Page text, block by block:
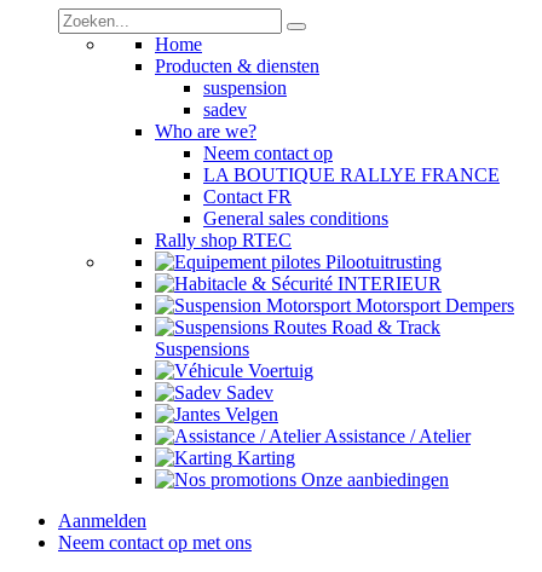
Home
Producten & diensten
suspension
sadev
Who are we?
Neem contact op
LA BOUTIQUE RALLYE FRANCE
Contact FR
General sales conditions
Rally shop RTEC
Pilootuitrusting
INTERIEUR
Motorsport Dempers
Road & Track
Suspensions
Voertuig
Sadev
Velgen
Assistance / Atelier
Karting
Onze aanbiedingen
Aanmelden
Neem contact op met ons